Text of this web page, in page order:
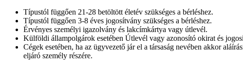
Típustól függően 21-28 betöltött életév szükséges a bérléshez.
Típustól függően 3-8 éves jogosítvány szükséges a bérléshez.
Érvényes személyi igazolvány és lakcímkártya vagy útlevél.
Külföldi állampolgárok esetében Útlevél vagy azonosító okirat és
Cégek esetében, ha az ügyvezető jár el a társaság nevében akkor
eljáró személy részére.